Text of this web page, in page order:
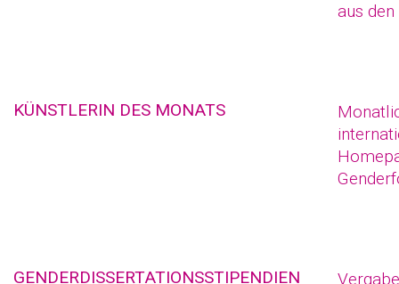
aus
KÜNSTLERIN DES MONATS
GENDERDISSERTATIONSSTIPENDIEN